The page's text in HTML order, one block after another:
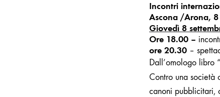
Incontri
Ascona /Arona, 8
Giovedì 8
Ore 18.00 –
ore 20.30 –
Dall’omologo libro
Contro una società
canoni pubblicitari,